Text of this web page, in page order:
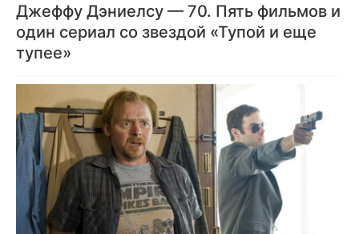
Джеффу Дэниелсу — 70. Пять фильмов и
один сериал со звездой «Тупой и еще
тупее»